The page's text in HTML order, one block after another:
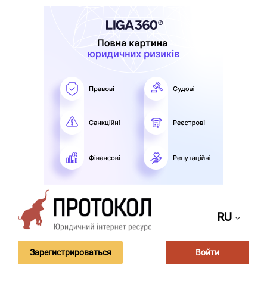
RU
Зарегистрироваться Войти